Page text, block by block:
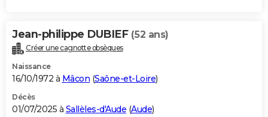
Jean-philippe DUBIEF (52 ans)
Créer une cagnotte obsèques
Naissance
16/10/1972 à Mâcon (Saône-et-Loire)
Décès
01/07/2025 à Sallèles-d'Aude (Aude)